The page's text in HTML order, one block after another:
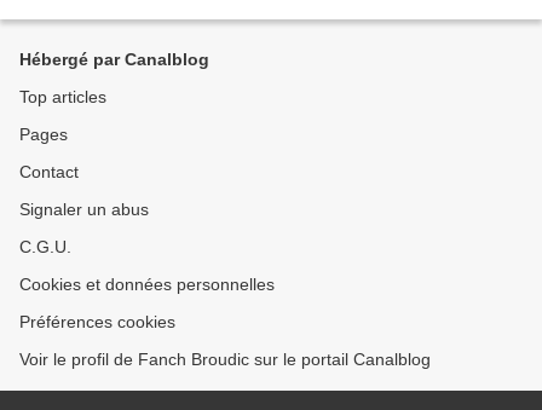
Hébergé par Canalblog
Top articles
Pages
Contact
Signaler un abus
C.G.U.
Cookies et données personnelles
Préférences cookies
Voir le profil de Fanch Broudic sur le portail Canalblog